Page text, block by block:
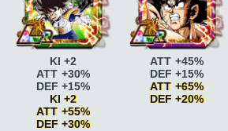
KI +2
ATT +30%
DEF +15%
KI +2
ATT +55%
DEF +30%
ATT +45%
DEF +15%
ATT +65%
DEF +20%